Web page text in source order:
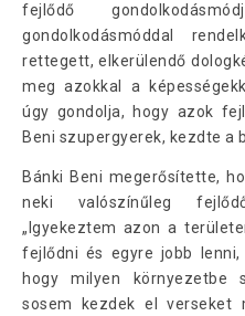
fejlődő
gondolkodásmóddal
rettegett, elkerülendő
meg azokkal a
úgy gondolja, hogy azok
Beni szupergyerek, kezdte a
Bánki Beni megerősítette,
neki valószínűleg
„Igyekeztem azon a
fejlődni és egyre jobb
hogy milyen környezetbe
sosem kezdek el verseket